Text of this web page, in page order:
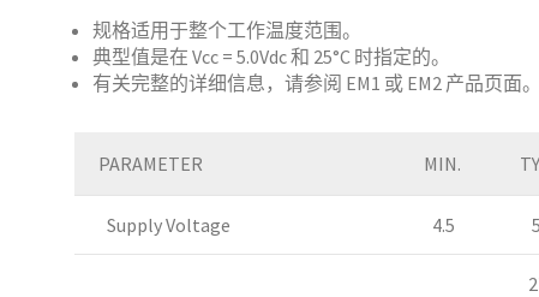
规格适用于整个工作温度范围。
典型值是在 Vcc = 5.0Vdc 和 25°C 时指定的。
有关完整的详细信息，请参阅 EM1 或 EM2 产品页面。
PARAMETER MIN.
Supply Voltage 4.5